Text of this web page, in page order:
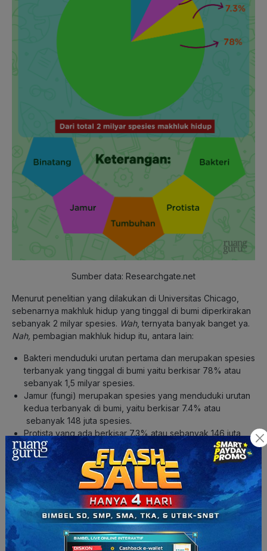
Sumber data: Researchgate.net
Menurut penelitian yang dilakukan di Universitas Chicago,
sebenarnya makhluk hidup yang tinggal di bumi diperkirakan
sebanyak 2 milyar spesies. Wah, ternyata banyak banget ya.
Nah, pembagian makhluk hidup itu, antara lain:
Bakteri menduduki urutan pertama dan merupakan spesies
terbanyak yang tinggal di bumi yaitu berkisar 78% atau
sebanyak 1,5 milyar spesies.
Jamur (fungi) merupakan spesies yang menduduki urutan
kedua terbanyak di bumi, yaitu berkisar 7.4% atau
sebanyak 148 juta spesies.
Protista yang ada berkisar 7.3% atau sebanyak 146 juta
spesies.
Binatang yang ada di bumi berkisar 7.3% atau sebanyak
146 juta spesies.
Tumbuhan merupakan spesies yang paling sedikit jenisnya
di bumi, yaitu hanya ada berkisar 0.02% atau sebanyak
400 ribu spesies.
Bumi berputar